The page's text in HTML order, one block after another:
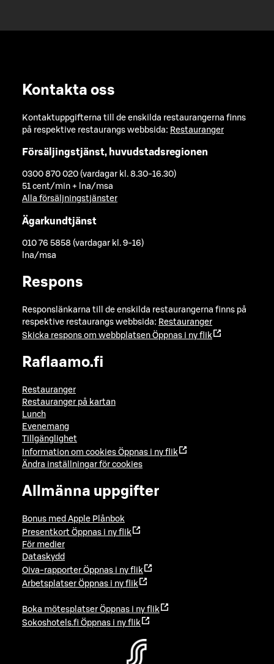
Kontakta oss
Kontaktuppgifterna till de enskilda restaurangerna finns
på respektive restaurangs webbsida: Restauranger
Försäljingstjänst, huvudstadsregionen
0300 870 020 (vardagar kl. 8.30-16.30)
51 cent/min + lna/msa
Alla försäljningstjänster
Ägarkundtjänst
010 76 5858 (vardagar kl. 9-16)
lna/msa
Respons
Responslänkarna till de enskilda restaurangerna finns på
respektive restaurangs webbsida: Restauranger
Skicka respons om webbplatsen Öppnas i ny flik
Raflaamo.fi
Restauranger
Restauranger på kartan
Lunch
Evenemang
Tillgänglighet
Information om cookies Öppnas i ny flik
Ändra inställningar för cookies
Allmänna uppgifter
Bonus med Apple Plånbok
Presentkort Öppnas i ny flik
För medier
Dataskydd
Oiva-rapporter Öppnas i ny flik
Arbetsplatser Öppnas i ny flik
Boka mötesplatser Öppnas i ny flik
Sokoshotels.fi Öppnas i ny flik